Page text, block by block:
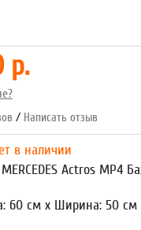
р.
/ Написать отзыв
в наличии
Aсtros MP4
60 см x Ширина: 50 см